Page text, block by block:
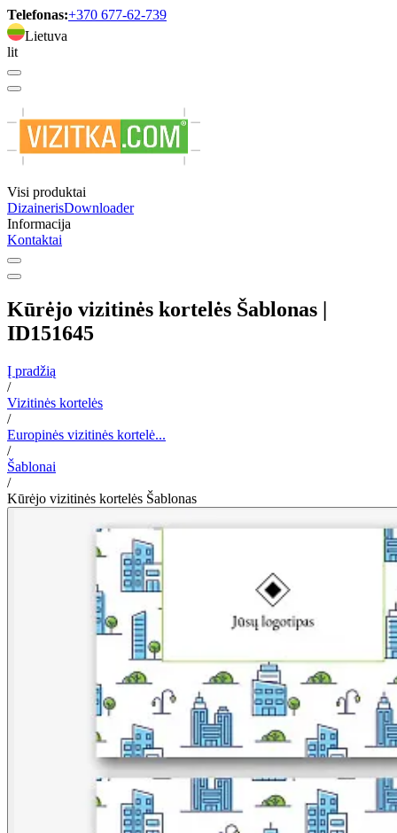
Telefonas:+370 677-62-739
Lietuva
lit
Visi produktai
DizainerisDownloader
Informacija
Kontaktai
Kūrėjo vizitinės kortelės Šablonas |
ID151645
Į pradžią
/
Vizitinės kortelės
/
Europinės vizitinės kortelė...
/
Šablonai
/
Kūrėjo vizitinės kortelės Šablonas